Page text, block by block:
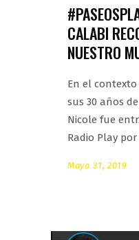
CALABI
NUESTRO
En el
sus 30 años
Nicole fue
Radio Play
Mayo 31, 2019